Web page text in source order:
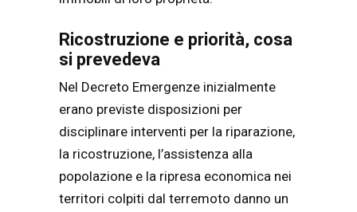
Ricostruzione e priorità, cosa
si prevedeva
Nel Decreto Emergenze inizialmente
erano previste disposizioni per
disciplinare interventi per la riparazione,
la ricostruzione, l’assistenza alla
popolazione e la ripresa economica nei
territori colpiti dal terremoto danno un